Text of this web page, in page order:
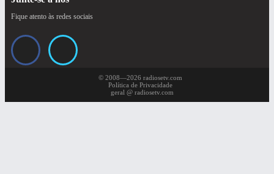
Fique atento às redes sociais
© 2008—2026 radiosetv.com
Política de Privacidade
geral @ radiosetv.com